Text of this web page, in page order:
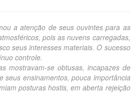
a atenção de seus ouvintes para as
pois as nuvens carregadas,
seus interesses materiais. O sucesso
controle.
se obtusas, incapazes de
seus ensinamentos, pouca importância
posturas hostis, em aberta rejeição